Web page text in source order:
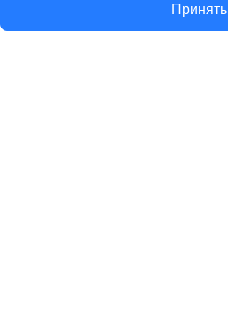
Принять